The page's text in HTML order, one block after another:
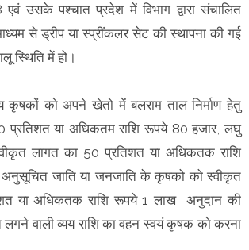
एवं उसके पश्‍चात प्रदेश में विभाग द्वारा संचालित
से ड्रीप या स्‍प्रींकलर सेट की स्‍थापना की गई
स्थिति में हो।
कृषकों को अपने खेतो में बलराम ताल निर्माण हेतु
प्रतिशत या अधिकतम राशि रूपये 80 हजार, लघु
लागत का 50 प्रतिशत या अधिकतक राशि
जाति या जनजाति के कृषको को स्‍वीकृत
या अधिकतक राशि रूपये 1 लाख अनुदान की
लगने वाली व्‍यय राशि का वहन स्‍वयं कृषक को करना